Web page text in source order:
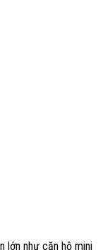
lớn như căn hộ mini